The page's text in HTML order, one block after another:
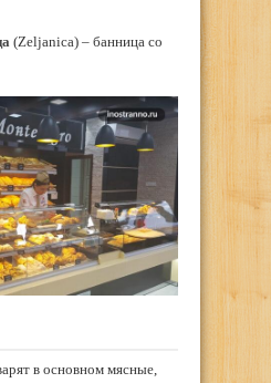
(Zeljanica) – банница со
в основном мясные,